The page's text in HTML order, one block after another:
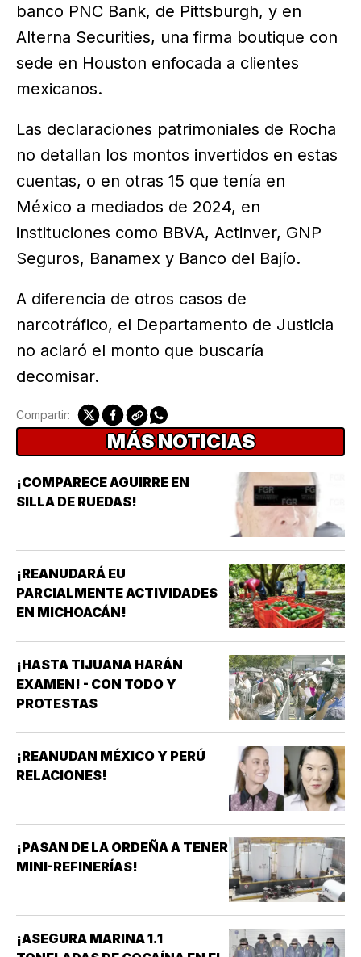
banco PNC Bank, de Pittsburgh, y en
Alterna Securities, una firma boutique con
sede en Houston enfocada a clientes
mexicanos.
Las declaraciones patrimoniales de Rocha
no detallan los montos invertidos en estas
cuentas, o en otras 15 que tenía en
México a mediados de 2024, en
instituciones como BBVA, Actinver, GNP
Seguros, Banamex y Banco del Bajío.
A diferencia de otros casos de
narcotráfico, el Departamento de Justicia
no aclaró el monto que buscaría
decomisar.
Compartir:
MÁS NOTICIAS
¡COMPARECE AGUIRRE EN
SILLA DE RUEDAS!
¡REANUDARÁ EU
PARCIALMENTE ACTIVIDADES
EN MICHOACÁN!
¡HASTA TIJUANA HARÁN
EXAMEN! - CON TODO Y
PROTESTAS
¡REANUDAN MÉXICO Y PERÚ
RELACIONES!
¡PASAN DE LA ORDEÑA A TENER
MINI-REFINERÍAS!
¡ASEGURA MARINA 1.1